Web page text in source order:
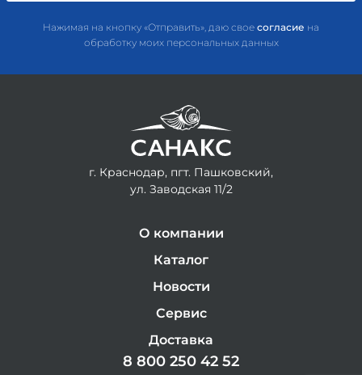
Нажимая на кнопку «Отправить», даю свое согласие на
обработку моих персональных данных
г. Краснодар, пгт. Пашковский,
ул. Заводская 11/2
О компании
Каталог
Новости
Сервис
Доставка
8 800 250 42 52